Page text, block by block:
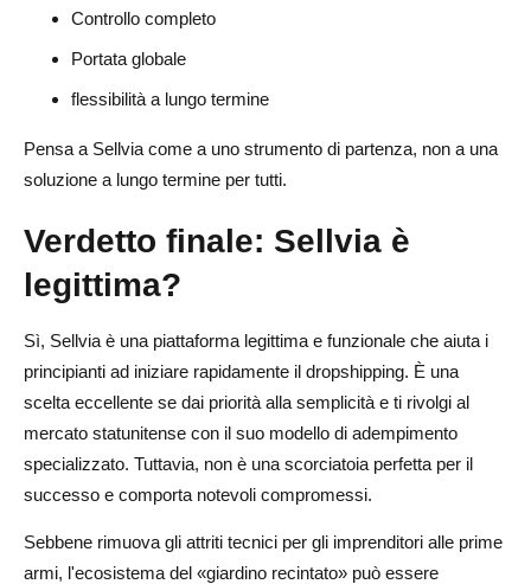
Controllo completo
Portata globale
flessibilità a lungo termine
Pensa a Sellvia come a uno strumento di partenza, non a una
soluzione a lungo termine per tutti.
Verdetto finale: Sellvia è
legittima?
Sì, Sellvia è una piattaforma legittima e funzionale che aiuta i
principianti ad iniziare rapidamente il dropshipping. È una
scelta eccellente se dai priorità alla semplicità e ti rivolgi al
mercato statunitense con il suo modello di adempimento
specializzato. Tuttavia, non è una scorciatoia perfetta per il
successo e comporta notevoli compromessi.
Sebbene rimuova gli attriti tecnici per gli imprenditori alle prime
armi, l'ecosistema del «giardino recintato» può essere